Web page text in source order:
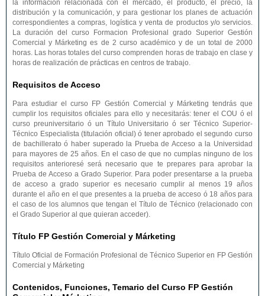
la información relacionada con el mercado, el producto, el precio, la
distribución y la comunicación, y para gestionar los planes de actuación
correspondientes a compras, logística y venta de productos y/o servicios.
La duración del curso Formacion Profesional grado Superior Gestión
Comercial y Márketing es de 2 curso académico y de un total de 2000
horas. Las horas totales del curso comprenden horas de trabajo en clase y
horas de realización de prácticas en centros de trabajo.
Requisitos de Acceso
Para estudiar el curso FP Gestión Comercial y Márketing tendrás que
cumplir los requisitos oficiales para ello y necesitarás: tener el COU ó el
curso preuniversitario ó un Título Universitario ó ser Técnico Superior-
Técnico Especialista (titulación oficial) ó tener aprobado el segundo curso
de bachillerato ó haber superado la Prueba de Acceso a la Universidad
para mayores de 25 años. En el caso de que no cumplas ninguno de los
requisitos anterioresé será necesario que te prepares para aprobar la
Prueba de Acceso a Grado Superior. Para poder presentarse a la prueba
de acceso a grado superior es necesario cumplir al menos 19 años
durante el año en el que presentes a la prueba de acceso ó 18 años para
el caso de los alumnos que tengan el Título de Técnico (relacionado con
el Grado Superior al que quieran acceder).
Título FP Gestión Comercial y Márketing
Título Oficial de Formación Profesional de Técnico Superior en FP Gestión
Comercial y Márketing
Contenidos, Funciones, Temario del Curso FP Gestión